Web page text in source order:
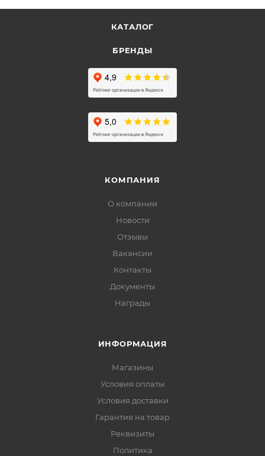
КАТАЛОГ
БРЕНДЫ
КОМПАНИЯ
О компании
Новости
Отзывы
Вакансии
Контакты
Документы
Награды
ИНФОРМАЦИЯ
Магазины
Условия оплаты
Условия доставки
Гарантия на товар
Реквизиты
Политика